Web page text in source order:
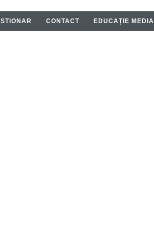
CONTACT EDUCAȚIE MEDIA